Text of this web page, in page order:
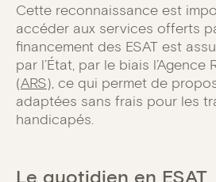
Cette reconnaissance est
accéder aux services offerts
financement des ESAT est
par l’État, par le biais l’Agence
(ARS), ce qui permet de
adaptées sans frais pour les
handicapés.
Le quotidien en ESAT